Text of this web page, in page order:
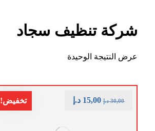
شركة تنظيف سجاد
عرض النتيجة الوحيدة
تخفيض! 30,00 د.إ 15,00 د.إ